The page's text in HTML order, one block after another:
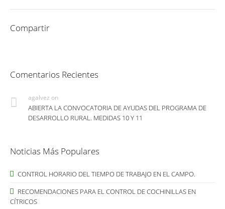
Compartir
Comentarios Recientes
agalvez on
ABIERTA LA CONVOCATORIA DE AYUDAS DEL PROGRAMA DE
DESARROLLO RURAL. MEDIDAS 10 Y 11
Noticias Más Populares
CONTROL HORARIO DEL TIEMPO DE TRABAJO EN EL CAMPO.
RECOMENDACIONES PARA EL CONTROL DE COCHINILLAS EN
CÍTRICOS